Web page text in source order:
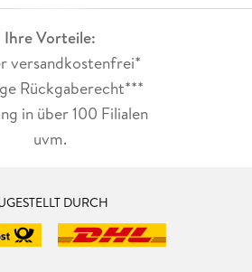
Ihre Vorteile:
versandkostenfrei*
Rückgaberecht***
in über 100 Filialen
uvm.
DURCH